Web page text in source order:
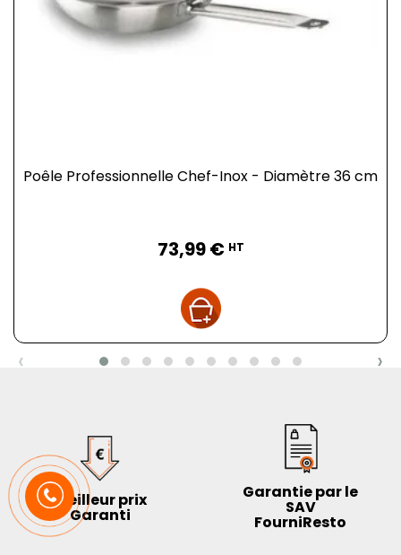
Poêle Professionnelle Chef-Inox - Diamètre 36 cm
73,99 € HT
‹ ›
Meilleur prix
Garanti
Garantie par le
SAV
FourniResto